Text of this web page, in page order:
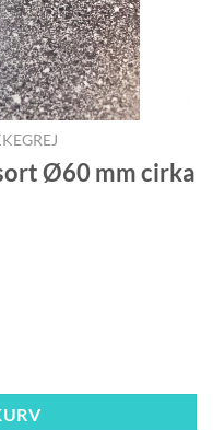
Ø60 mm cirka